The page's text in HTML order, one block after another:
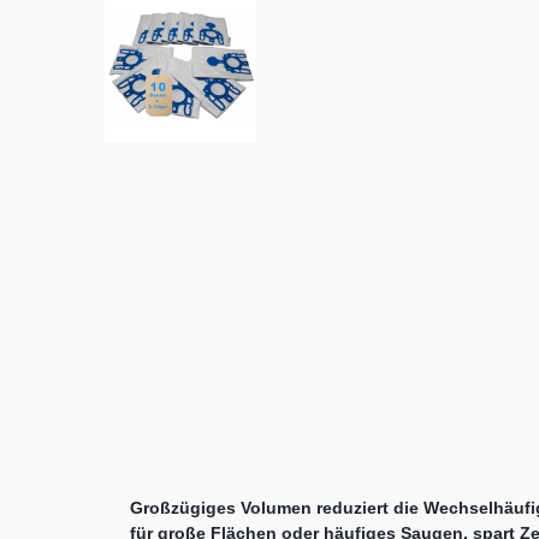
Großzügiges Volumen reduziert die
für große Flächen oder häufiges Saugen, spart